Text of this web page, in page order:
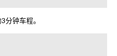
分钟车程。